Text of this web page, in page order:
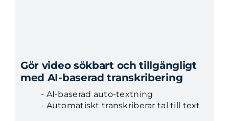
Gör video sökbart och tillgängligt
med AI-baserad transkribering
- AI-baserad auto-textning
- Automatiskt transkriberar tal till text